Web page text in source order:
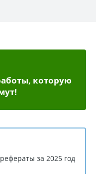
которую
рефераты за 2025 год